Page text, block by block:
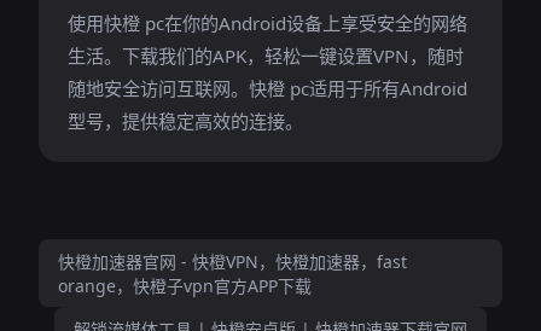
使用快橙 pc在你的Android设备上享受安全的网络
生活。下载我们的APK，轻松一键设置VPN，随时
随地安全访问互联网。快橙 pc适用于所有Android
型号，提供稳定高效的连接。
快橙加速器官网 - 快橙VPN，快橙加速器，fast
orange，快橙子vpn官方APP下载